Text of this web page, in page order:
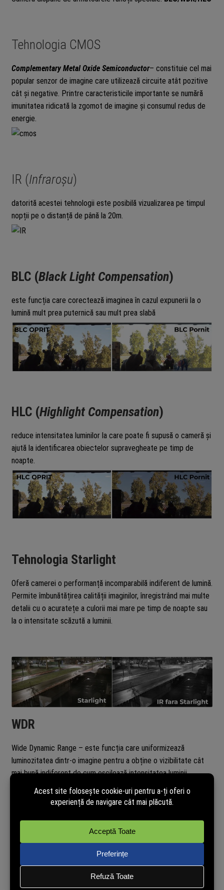
Tehnologia CMOS
Complementary Metal Oxide Semiconductor– constituie cel mai
popular senzor de imagine care utilizează circuite atât pozitive
cât și negative. Printre caracteristicile importante se numără
imunitatea ridicată la zgomot de imagine și consumul redus de
energie.
IR (Infraroșu)
datorită acestei tehnologii este posibilă vizualizarea pe timpul
nopții pe o distanță de până la 20m.
BLC (Black Light Compensation)
este funcția care corectează imaginea în cazul expunerii la o
lumină mult prea puternică sau mult prea slabă
HLC (Highlight Compensation)
reduce intensitatea luminilor la care poate fi supusă o cameră și
ajută la identificarea obiectelor supravegheate pe timp de
noapte.
Tehnologia Starlight
Oferă camerei o performanță incomparabilă indiferent de lumină.
Permite îmbunătățirea calității imaginilor, înregistrând mai multe
detalii cu o acuratețe a culorii mai mare pe timp de noapte sau
la o intensitate scăzută a luminii.
WDR
Wide Dynamic Range – este funcția care uniformizează
luminozitatea dintr-o imagine pentru a obține o vizibilitate cât
mai bună indiferent de cum oscilează intensitatea luminii
exterioare de-a lungul unei zile.